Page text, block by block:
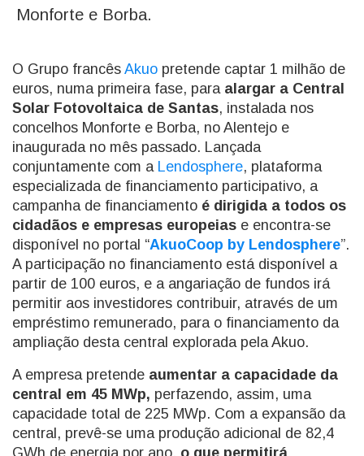
Monforte e Borba.
O Grupo francês Akuo pretende captar 1 milhão de
euros, numa primeira fase, para alargar a Central
Solar Fotovoltaica de Santas, instalada nos
concelhos Monforte e Borba, no Alentejo e
inaugurada no mês passado. Lançada
conjuntamente com a Lendosphere, plataforma
especializada de financiamento participativo, a
campanha de financiamento é dirigida a todos os
cidadãos e empresas europeias e encontra-se
disponível no portal “AkuoCoop by Lendosphere”.
A participação no financiamento está disponível a
partir de 100 euros, e a angariação de fundos irá
permitir aos investidores contribuir, através de um
empréstimo remunerado, para o financiamento da
ampliação desta central explorada pela Akuo.
A empresa pretende aumentar a capacidade da
central em 45 MWp, perfazendo, assim, uma
capacidade total de 225 MWp. Com a expansão da
central, prevê-se uma produção adicional de 82,4
GWh de energia por ano, o que permitirá